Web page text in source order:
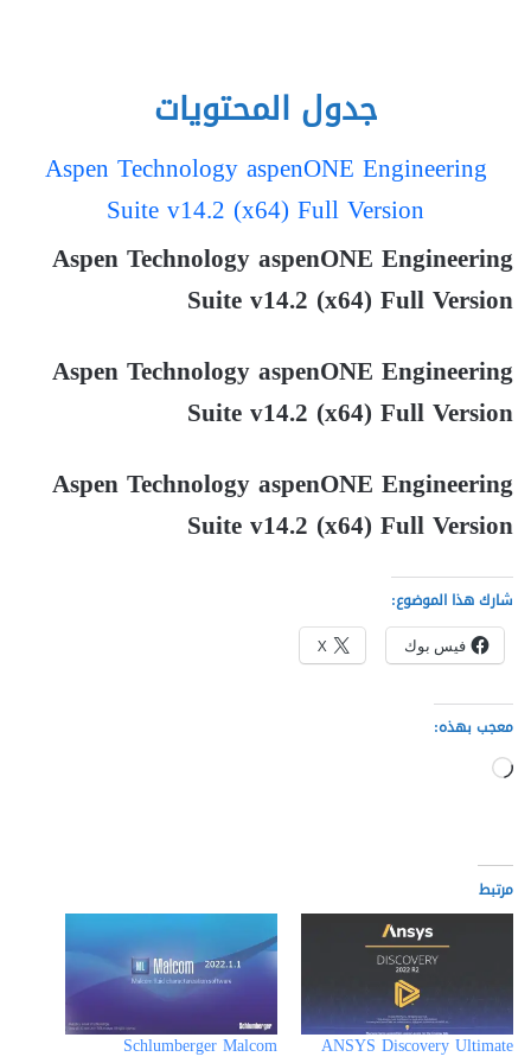
جدول المحتويات
Aspen Technology aspenONE Engineering
Suite v14.2 (x64) Full Version
Aspen Technology aspenONE Engineering
Suite v14.2 (x64) Full Version
Aspen Technology aspenONE Engineering
Suite v14.2 (x64) Full Version
Aspen Technology aspenONE Engineering
Suite v14.2 (x64) Full Version
شارك هذا الموضوع:
فيس بوك X
معجب بهذه:
جاري
مرتبط
ANSYS Discovery Ultimate
Schlumberger Malcom